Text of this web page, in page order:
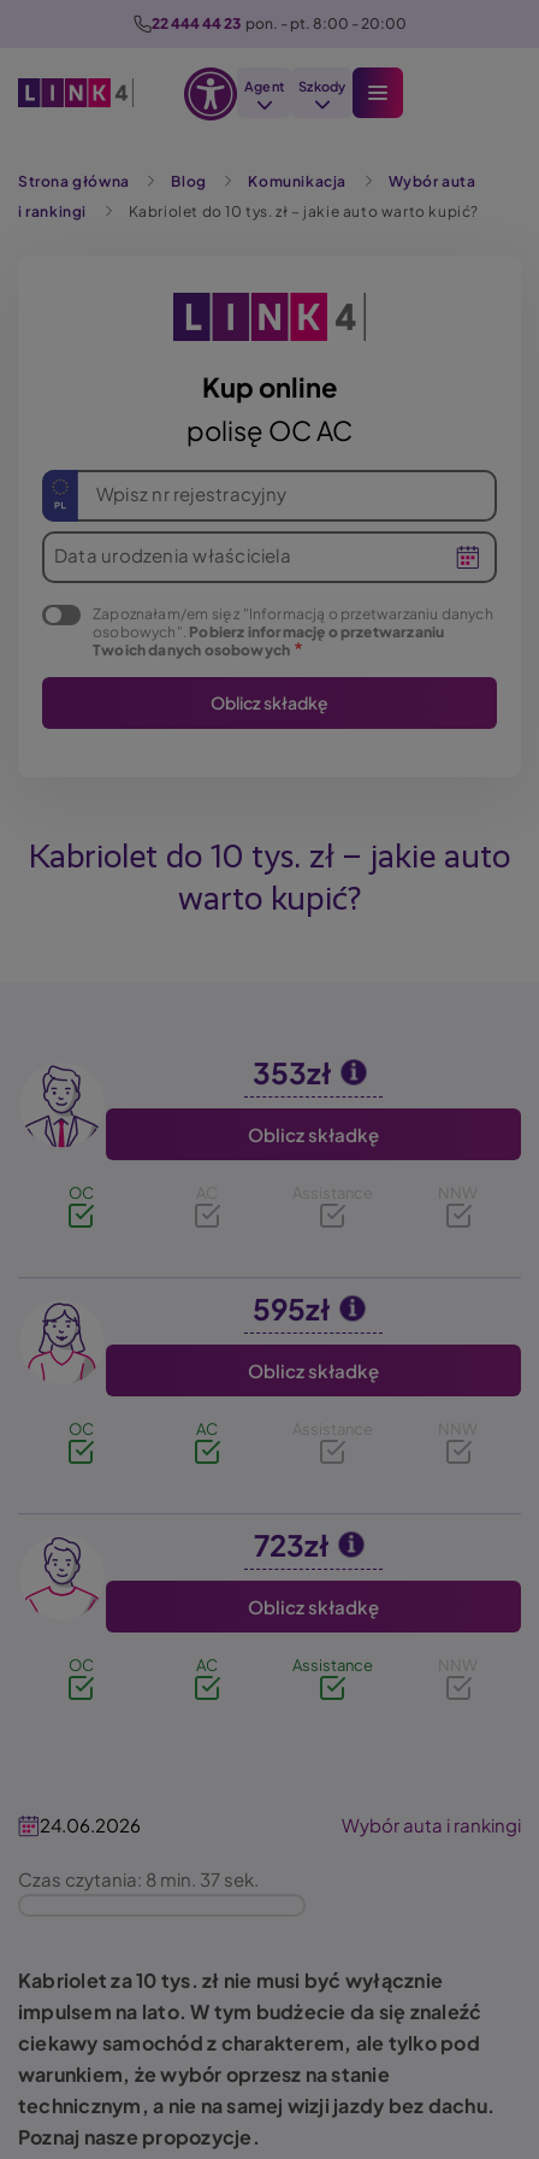
22 444 44 23 pon. - pt. 8:00 - 20:00
Agent Szkody
Strona główna Blog Komunikacja
Wybór auta
i rankingi
Kabriolet do 10 tys. zł – jakie auto warto kupić?
Kup online
polisę OC AC
Wpisz nr rejestracyjny
Data urodzenia właściciela
Zapoznałam/em się z "Informacją o przetwarzaniu danych
osobowych". Pobierz informację o przetwarzaniu
Twoich danych osobowych
Kabriolet do 10 tys. zł – jakie auto
warto kupić?
Image 353zł
Oblicz składkę
OC AC Assistance NNW
Image 595zł
Oblicz składkę
OC AC Assistance NNW
Image 723zł
Oblicz składkę
OC AC Assistance NNW
24.06.2026 Wybór auta i rankingi
Czas czytania: 8 min. 37 sek.
Kabriolet za 10 tys. zł nie musi być wyłącznie
impulsem na lato. W tym budżecie da się znaleźć
ciekawy samochód z charakterem, ale tylko pod
warunkiem, że wybór oprzesz na stanie
technicznym, a nie na samej wizji jazdy bez dachu.
Poznaj nasze propozycje.